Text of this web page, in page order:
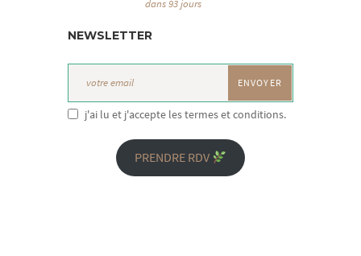
dans 93 jours
NEWSLETTER
j'ai lu et j'accepte les termes et conditions.
PRENDRE RDV